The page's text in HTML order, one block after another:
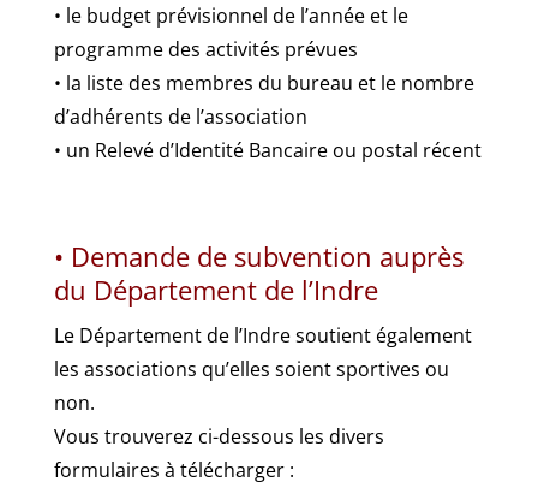
• le budget prévisionnel de l’année et le
programme des activités prévues
• la liste des membres du bureau et le nombre
d’adhérents de l’association
• un Relevé d’Identité Bancaire ou postal récent
• Demande de subvention auprès
du Département de l’Indre
Le Département de l’Indre soutient également
les associations qu’elles soient sportives ou
non.
Vous trouverez ci-dessous les divers
formulaires à télécharger :